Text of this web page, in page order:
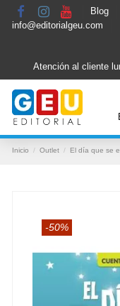
Blog
info@editorialgeu.com
Atención al cliente
Inicio Outlet El día que se
-50%